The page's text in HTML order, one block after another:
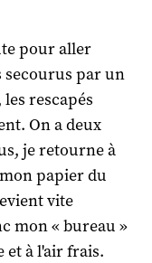
pour aller
par un
rescapés
On a deux
je retourne à
papier du
vite
mon « bureau »
et à l'air frais.